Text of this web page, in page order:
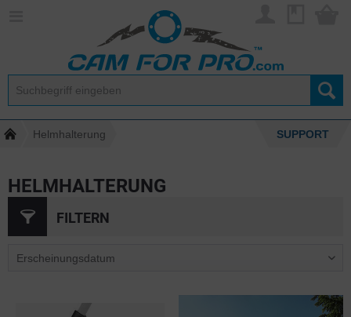
Helmhalterung SUPPORT
HELMHALTERUNG
FILTERN